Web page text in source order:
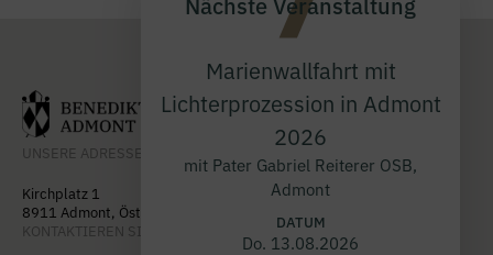
UNSERE ADRESSE
Kirchplatz 1
8911 Admont, Österreich
KONTAKTIEREN SIE UNS
Marienwallfahrt mit
Lichterprozession in Admont
2026
mit Pater Gabriel Reiterer OSB,
Admont
DATUM
Do. 13.08.2026